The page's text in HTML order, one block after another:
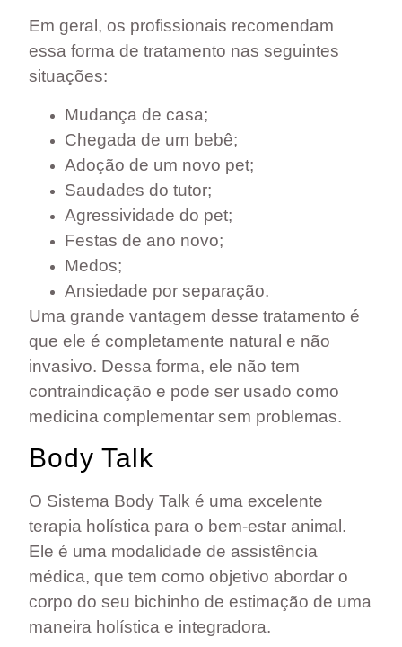
Em geral, os profissionais recomendam
essa forma de tratamento nas seguintes
situações:
Mudança de casa;
Chegada de um bebê;
Adoção de um novo pet;
Saudades do tutor;
Agressividade do pet;
Festas de ano novo;
Medos;
Ansiedade por separação.
Uma grande vantagem desse tratamento é
que ele é completamente natural e não
invasivo. Dessa forma, ele não tem
contraindicação e pode ser usado como
medicina complementar sem problemas.
Body Talk
O Sistema Body Talk é uma excelente
terapia holística para o bem-estar animal.
Ele é uma modalidade de assistência
médica, que tem como objetivo abordar o
corpo do seu bichinho de estimação de uma
maneira holística e integradora.